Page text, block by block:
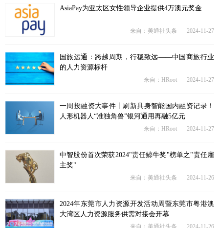
AsiaPay为亚太区女性领导企业提供4万澳元奖金
来自：美通社头条 2024-11-27
国旅运通：跨越周期，行稳致远——中国商旅行业
的人力资源标杆
来自：HRoot 2024-11-27
一周投融资大事件丨刷新具身智能国内融资记录！
人形机器人“准独角兽”银河通用再融5亿元
来自：HRoot 2024-11-27
中智股份首次荣获2024"责任鲸牛奖"榜单之"责任雇
主奖"
来自：美通社头条 2024-11-26
2024年东莞市人力资源开发活动周暨东莞市粤港澳
大湾区人力资源服务供需对接会开幕
来自：美通社头条 2024-11-26